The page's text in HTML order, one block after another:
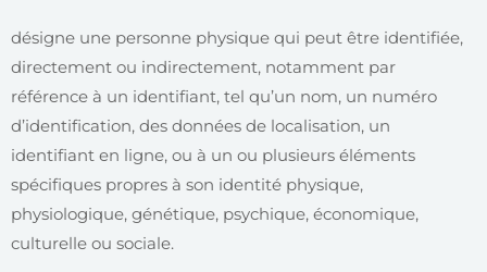
désigne une personne physique qui peut être identifiée,
directement ou indirectement, notamment par
référence à un identifiant, tel qu’un nom, un numéro
d’identification, des données de localisation, un
identifiant en ligne, ou à un ou plusieurs éléments
spécifiques propres à son identité physique,
physiologique, génétique, psychique, économique,
culturelle ou sociale.